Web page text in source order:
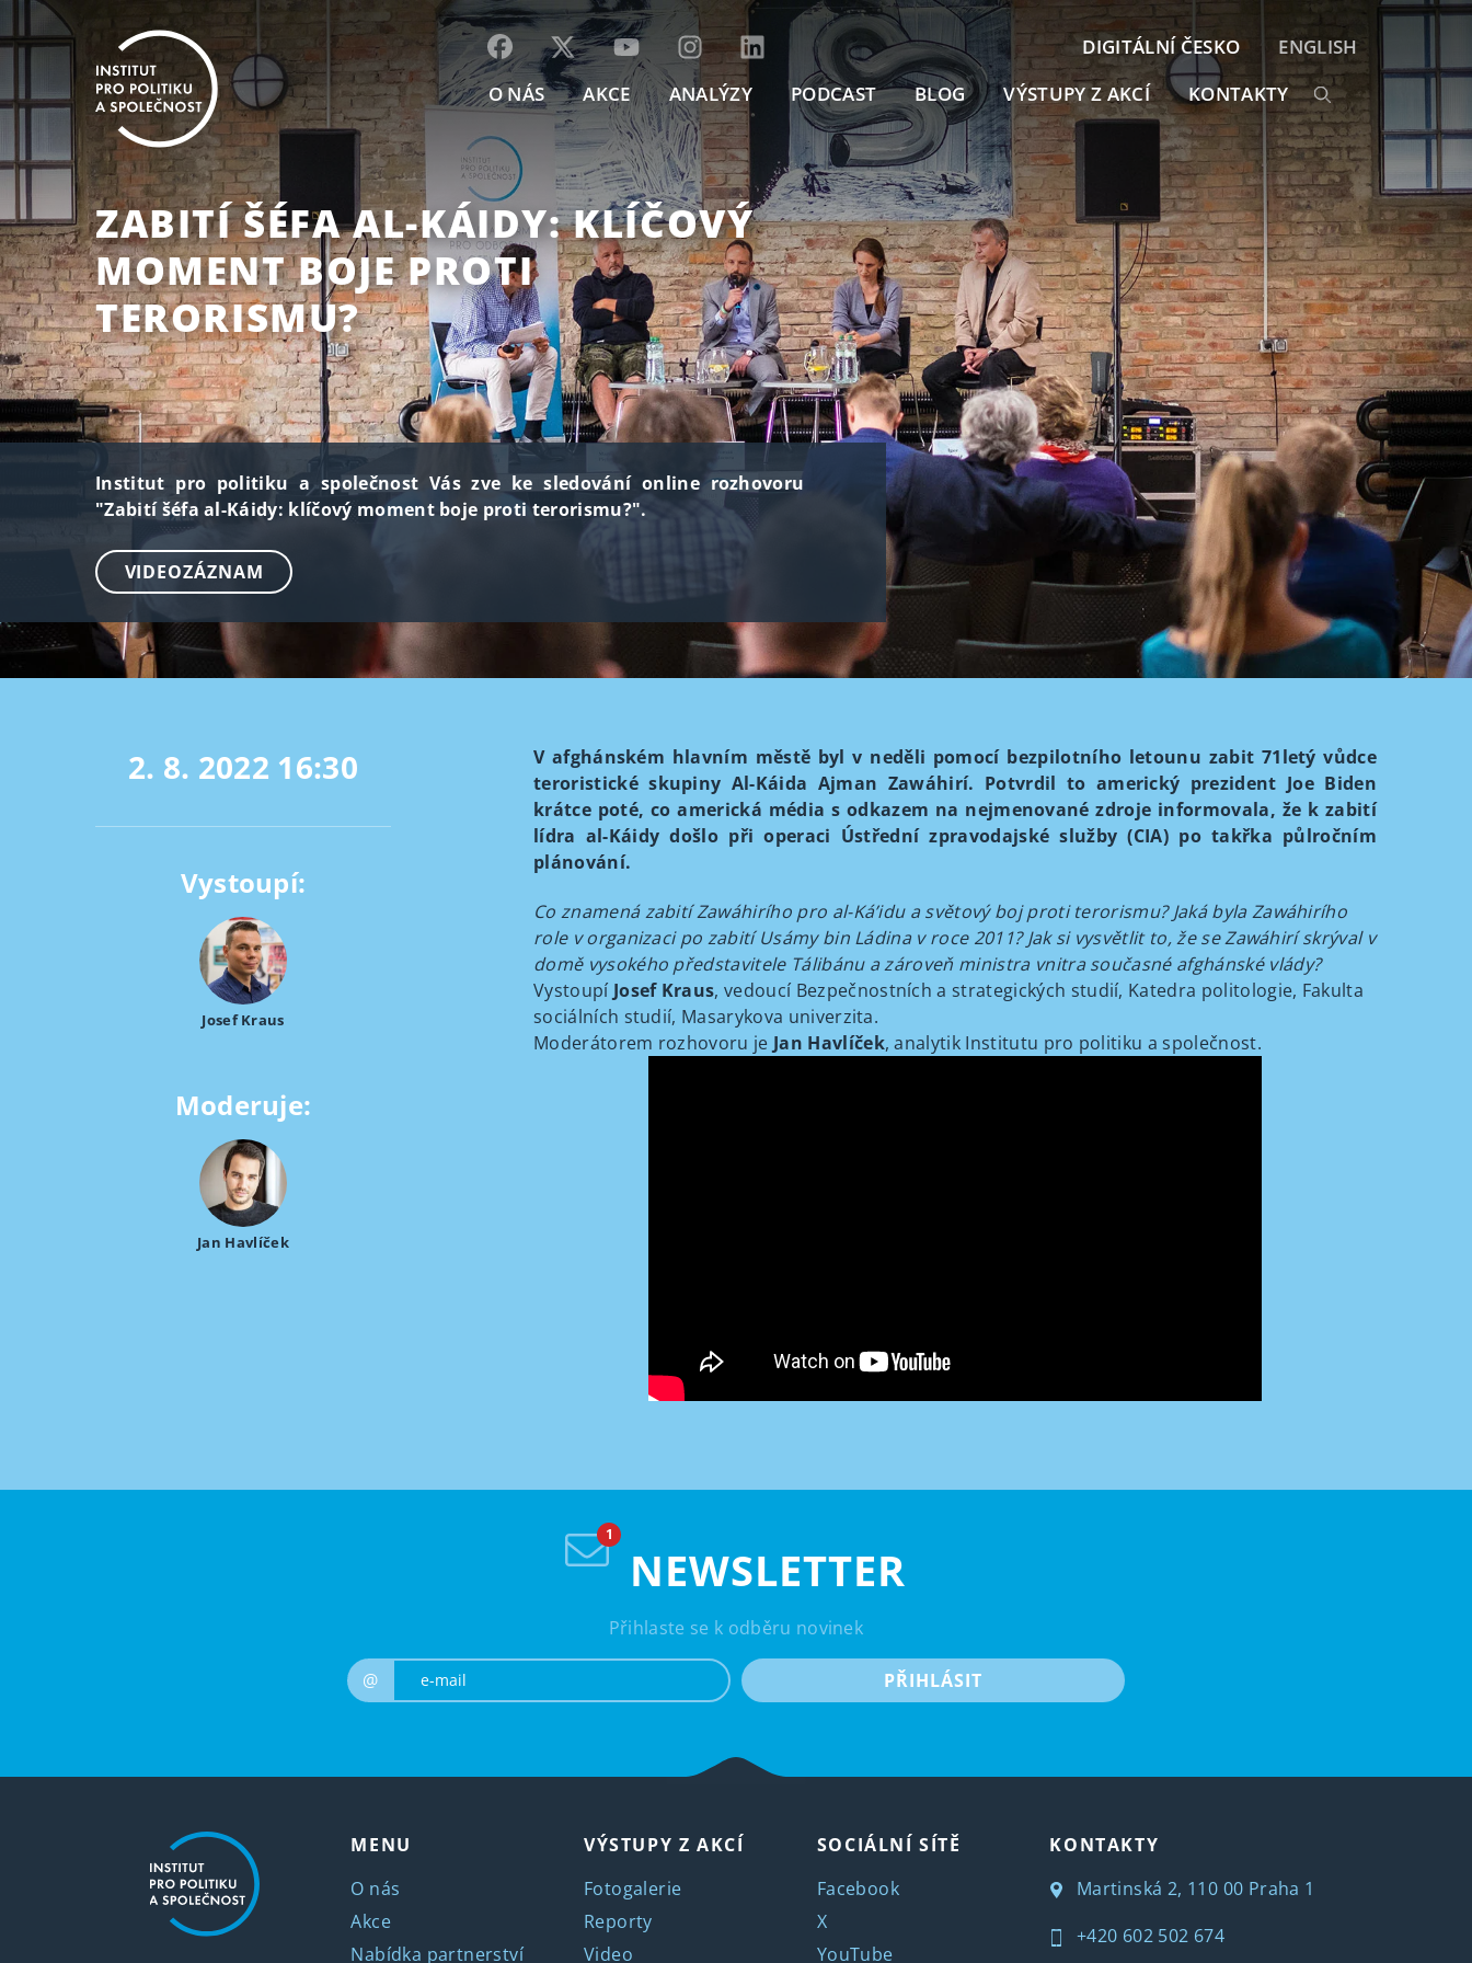
O NÁS AKCE ANALÝZY PODCAST BLOG VÝSTUPY Z AKCÍ KONTAKTY
DIGITÁLNÍ ČESKO ENGLISH
ZABITÍ ŠÉFA AL-KÁIDY: KLÍČOVÝ
MOMENT BOJE PROTI
TERORISMU?
Institut pro politiku a společnost Vás zve ke sledování online rozhovoru
"Zabití šéfa al-Káidy: klíčový moment boje proti terorismu?".
VIDEOZÁZNAM
2. 8. 2022 16:30
Vystoupí:
Josef Kraus
Moderuje:
Jan Havlíček
V afghánském hlavním městě byl v neděli pomocí bezpilotního letounu zabit 71letý vůdce
teroristické skupiny Al-Káida Ajman Zawáhirí. Potvrdil to americký prezident Joe Biden
krátce poté, co americká média s odkazem na nejmenované zdroje informovala, že k zabití
lídra al-Káidy došlo při operaci Ústřední zpravodajské služby (CIA) po takřka půlročním
plánování.
Co znamená zabití Zawáhirího pro al-Ká’idu a světový boj proti terorismu? Jaká byla Zawáhirího
role v organizaci po zabití Usámy bin Ládina v roce 2011? Jak si vysvětlit to, že se Zawáhirí skrýval v
domě vysokého představitele Tálibánu a zároveň ministra vnitra současné afghánské vlády?
Vystoupí Josef Kraus, vedoucí Bezpečnostních a strategických studií, Katedra politologie, Fakulta
sociálních studií, Masarykova univerzita.
Moderátorem rozhovoru je Jan Havlíček, analytik Institutu pro politiku a společnost.
NEWSLETTER
Přihlaste se k odběru novinek
@ PŘIHLÁSIT
MENU
O nás
Akce
Nabídka partnerství
VÝSTUPY Z AKCÍ
Fotogalerie
Reporty
Video
SOCIÁLNÍ SÍTĚ
Facebook
X
YouTube
KONTAKTY
Martinská 2, 110 00 Praha 1
+420 602 502 674